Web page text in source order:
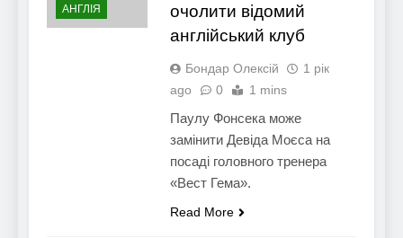
АНГЛІЯ
очолити відомий
англійський клуб
Бондар Олексій
1 рік
ago
0 1 mins
Паулу Фонсека може
замінити Девіда Моєса на
посаді головного тренера
«Вест Гема».
Read More